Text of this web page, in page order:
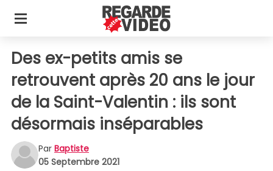
Des ex-petits amis se
retrouvent après 20 ans le jour
de la Saint-Valentin : ils sont
désormais inséparables
Par Baptiste
05 Septembre 2021